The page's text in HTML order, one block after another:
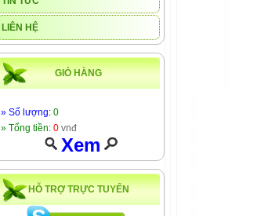
LIÊN HỆ
GIỎ HÀNG
» Số lượng: 0
» Tổng tiền: 0 vnđ
Xem
HỖ TRỢ TRỰC TUYẾN